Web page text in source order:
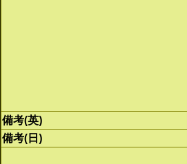
備考(英)
備考(日)